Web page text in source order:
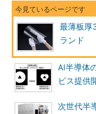
最薄板厚
ランド
AI半導体
ビス提供
次世代半